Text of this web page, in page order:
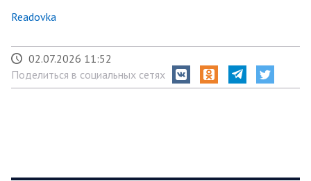
Readovka
02.07.2026 11:52
Поделиться в социальных сетях